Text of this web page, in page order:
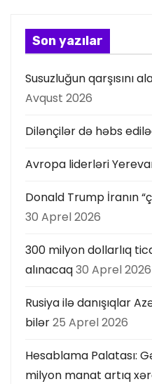
s
ı
Son yazılar
Susuzluğun qarşısını
Avqust 2026
Dilənçilər də həbs
Avropa liderləri
Donald Trump İranın
30 Aprel 2026
300 milyon dollarlıq
alınacaq30 Aprel 2026
Rusiya ilə danışıqlar
bilər25 Aprel 2026
Hesablama Palatası:
milyon manat artıq